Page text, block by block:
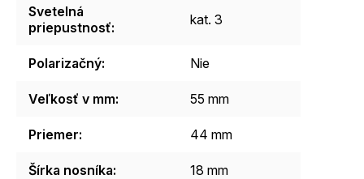
Svetelná
priepustnosť: kat. 3
Polarizačný: Nie
Veľkosť v mm: 55 mm
Priemer: 44 mm
Šírka nosníka: 18 mm